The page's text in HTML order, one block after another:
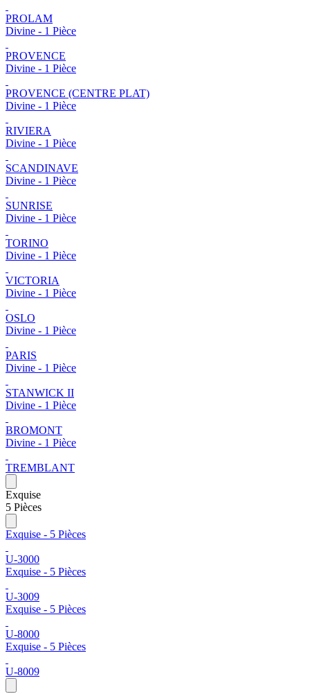
PROLAM
Divine - 1 Pièce
PROVENCE
Divine - 1 Pièce
PROVENCE (CENTRE PLAT)
Divine - 1 Pièce
RIVIERA
Divine - 1 Pièce
SCANDINAVE
Divine - 1 Pièce
SUNRISE
Divine - 1 Pièce
TORINO
Divine - 1 Pièce
VICTORIA
Divine - 1 Pièce
OSLO
Divine - 1 Pièce
PARIS
Divine - 1 Pièce
STANWICK II
Divine - 1 Pièce
BROMONT
Divine - 1 Pièce
TREMBLANT
Exquise
5 Pièces
Exquise - 5 Pièces
U-3000
Exquise - 5 Pièces
U-3009
Exquise - 5 Pièces
U-8000
Exquise - 5 Pièces
U-8009